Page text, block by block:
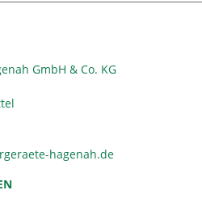
GmbH & Co. KG